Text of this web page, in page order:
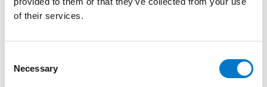
of their services.
Necessary